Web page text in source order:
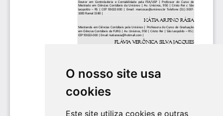
O nosso site usa
cookies
Este site utiliza cookies e outras